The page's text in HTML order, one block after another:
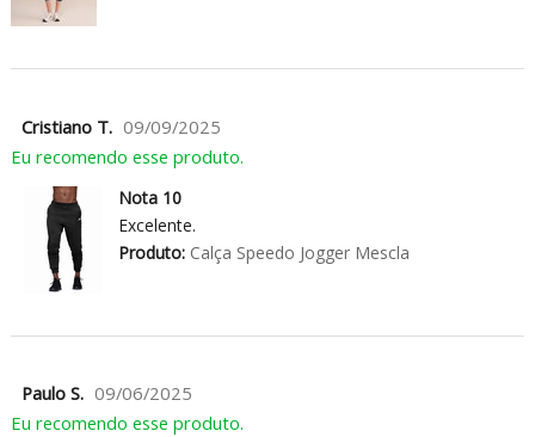
Cristiano T. 09/09/2025
Eu recomendo esse produto.
Nota 10
Excelente.
Produto:Calça Speedo Jogger Mescla
Paulo S. 09/06/2025
Eu recomendo esse produto.